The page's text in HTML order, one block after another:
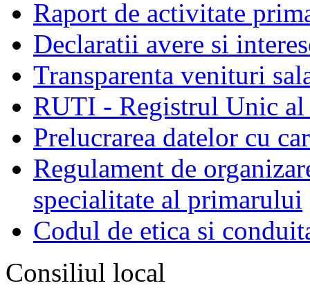
Raport de activitate
Declaratii avere si
Transparenta venituri
RUTI - Registrul Unic al
Prelucrarea datelor cu
Regulament de
specialitate al primarului
Codul de etica si
Consiliul local